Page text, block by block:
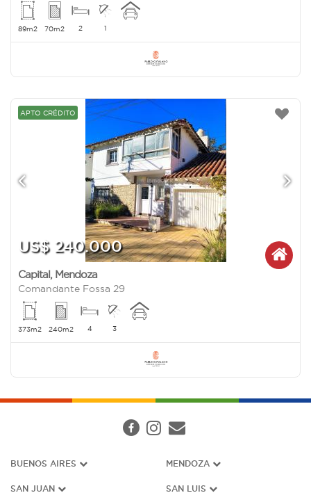
89m2 70m2 2 1
APTO CRÉDITO
US$ 240.000
Capital, Mendoza
Comandante Fossa 29
373m2 240m2 4 3
BUENOS AIRES MENDOZA
SAN JUAN SAN LUIS